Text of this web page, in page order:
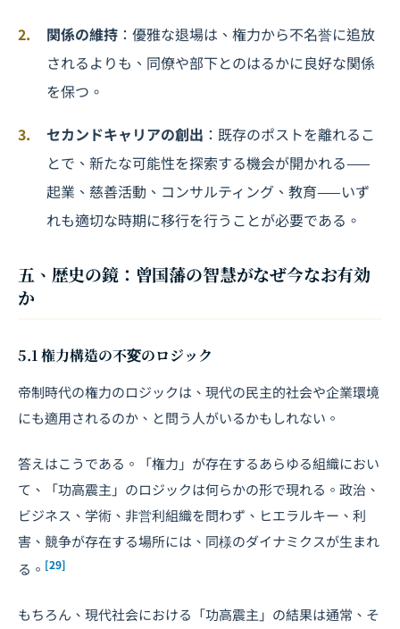
関係の維持 ：優雅な退場は、権力から不名誉に追放
されるよりも、同僚や部下とのはるかに良好な関係
を保つ。
セカンドキャリアの創出 ：既存のポストを離れるこ
とで、新たな可能性を探索する機会が開かれる——
起業、慈善活動、コンサルティング、教育——いず
れも適切な時期に移行を行うことが必要である。
五、歴史の鏡：曾国藩の智慧がなぜ今なお有効
か
5.1 権力構造の不変のロジック
帝制時代の権力のロジックは、現代の民主的社会や企業環境
にも適用されるのか、と問う人がいるかもしれない。
答えはこうである。「権力」が存在するあらゆる組織におい
て、「功高震主」のロジックは何らかの形で現れる。政治、
ビジネス、学術、非営利組織を問わず、ヒエラルキー、利
害、競争が存在する場所には、同様のダイナミクスが生まれ
る。 [29]
もちろん、現代社会における「功高震主」の結果は通常、そ